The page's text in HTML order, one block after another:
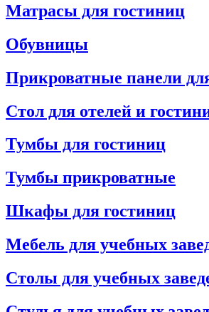
Матрасы для гостиниц
Обувницы
Прикроватные панели
Стол для отелей и
Тумбы для гостиниц
Тумбы прикроватные
Шкафы для гостиниц
Мебель для учебных
Столы для учебных